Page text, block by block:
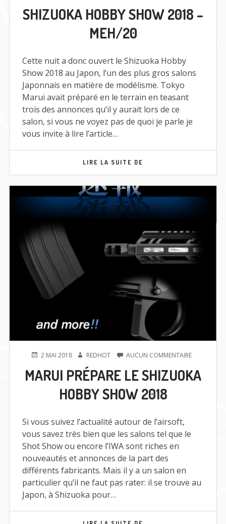
HOBBY
SHOW
SHIZUOKA HOBBY SHOW 2018 –
MEH/20
Cette nuit a donc ouvert le Shizuoka Hobby
Show 2018 au Japon, l’un des plus gros salons
Japonnais en matière de modélisme. Tokyo
Marui avait préparé en le terrain en teasant
trois des annonces qu’il y aurait lors de ce
salon, si vous ne voyez pas de quoi je parle je
vous invite à lire l’article…
LIRE LA SUITE DE
–
MEH/20
PUBLIÉ2 MAI 2018 AUTEUR
REDHOT AUCUN COMMENTAIRESUR
PRÉPARE
LE
MARUI PRÉPARE LE SHIZUOKA
HOBBY SHOW 2018
Si vous suivez l’actualité autour de l’airsoft,
vous savez très bien que les salons tel que le
Shot Show ou encore l’IWA sont riches en
nouveautés et annonces de la part des
différents fabricants. Mais il y a un salon en
particulier qu’il ne faut pas rater: il se trouve au
Japon, à Shizuoka pour…